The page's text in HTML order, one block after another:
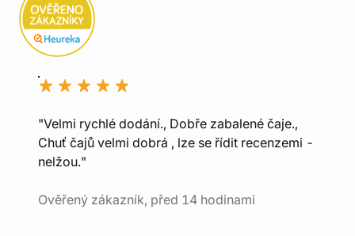
"Velmi rychlé dodání., Dobře zabalené čaje.,
Chuť čajů velmi dobrá , lze se řídit recenzemi -
nelžou."
Ověřený zákazník, před 14 hodinami